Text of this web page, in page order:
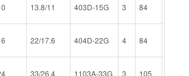
13.8/11 403D-15G 3 84
22/17.6 404D-22G 4 84
33/26.4 1103A-33G 3 105